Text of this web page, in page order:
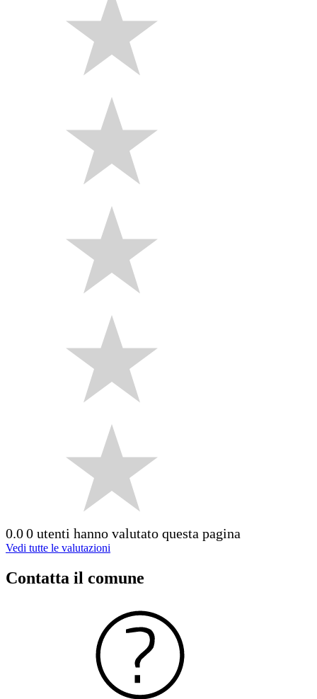
0.00 utenti hanno valutato questa pagina
Vedi tutte le valutazioni
Contatta il comune